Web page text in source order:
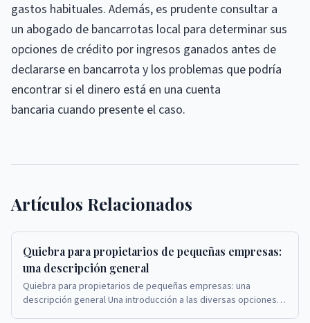
gastos habituales. Además, es prudente consultar a
un abogado de bancarrotas local para determinar sus
opciones de crédito por ingresos ganados antes de
declararse en bancarrota y los problemas que podría
encontrar si el dinero está en una cuenta
bancaria cuando presente el caso.
Artículos Relacionados
Quiebra para propietarios de pequeñas empresas:
una descripción general
Quiebra para propietarios de pequeñas empresas: una
descripción general Una introducción a las diversas opciones